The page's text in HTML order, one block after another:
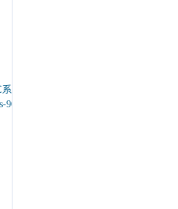
列
90℃系列